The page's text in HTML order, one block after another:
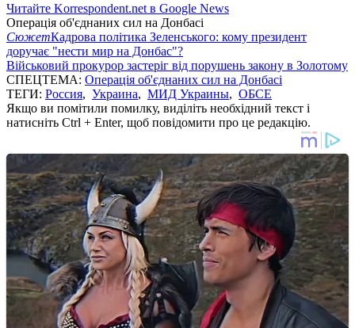
Читайте Korrespondent.net в Google News
Операція об'єднаних сил на Донбасі
СюжетКадрова політика Зеленського: кому президент
доручає "нести мир на Донбас"?
Військовий прокурор застеріг від порушень закону в Золотому
СПЕЦТЕМА: Операція об'єднаних сил на Донбасі
ТЕГИ: Россия, Украина, МИД Украины, ОБСЕ
Якщо ви помітили помилку, виділіть необхідний текст і
натисніть Ctrl + Enter, щоб повідомити про це редакцію.